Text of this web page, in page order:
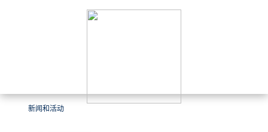
新闻和活动